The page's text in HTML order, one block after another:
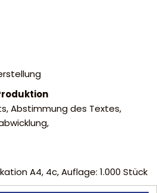
Abstimmung des Textes,
A4, 4c, Auflage: 1.000 Stück